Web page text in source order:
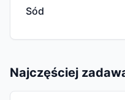
Sód
Najczęściej